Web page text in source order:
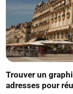
Trouver un
adresses pour